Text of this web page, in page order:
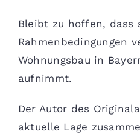
Bleibt zu hoffen, dass
Rahmenbedingungen
Wohnungsbau in
aufnimmt.
Der Autor des
aktuelle Lage